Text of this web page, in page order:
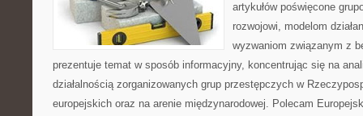
artykułów poświęcone
rozwojowi, modelom
wyzwaniom związanym z
prezentuje temat w sposób informacyjny, koncentrując się na
działalnością zorganizowanych grup przestępczych w
europejskich oraz na arenie międzynarodowej. Polecam